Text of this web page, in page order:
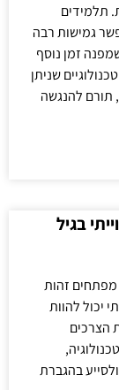
תלמידים
גמישות רבה
זמן נוסף
שניתן
תורם להנגשה
בגיל
מפתחים זהות
יכול להוות
הצרכים
בהגברת